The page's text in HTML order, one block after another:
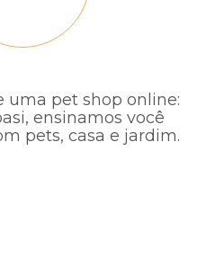
uma pet shop online:
ensinamos você
pets, casa e jardim.